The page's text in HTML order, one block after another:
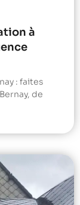
à
: faites
de